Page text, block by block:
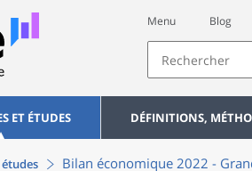
Menu Blog
ET ÉTUDES DÉFINITIONS,
Bilan économique 2022 -